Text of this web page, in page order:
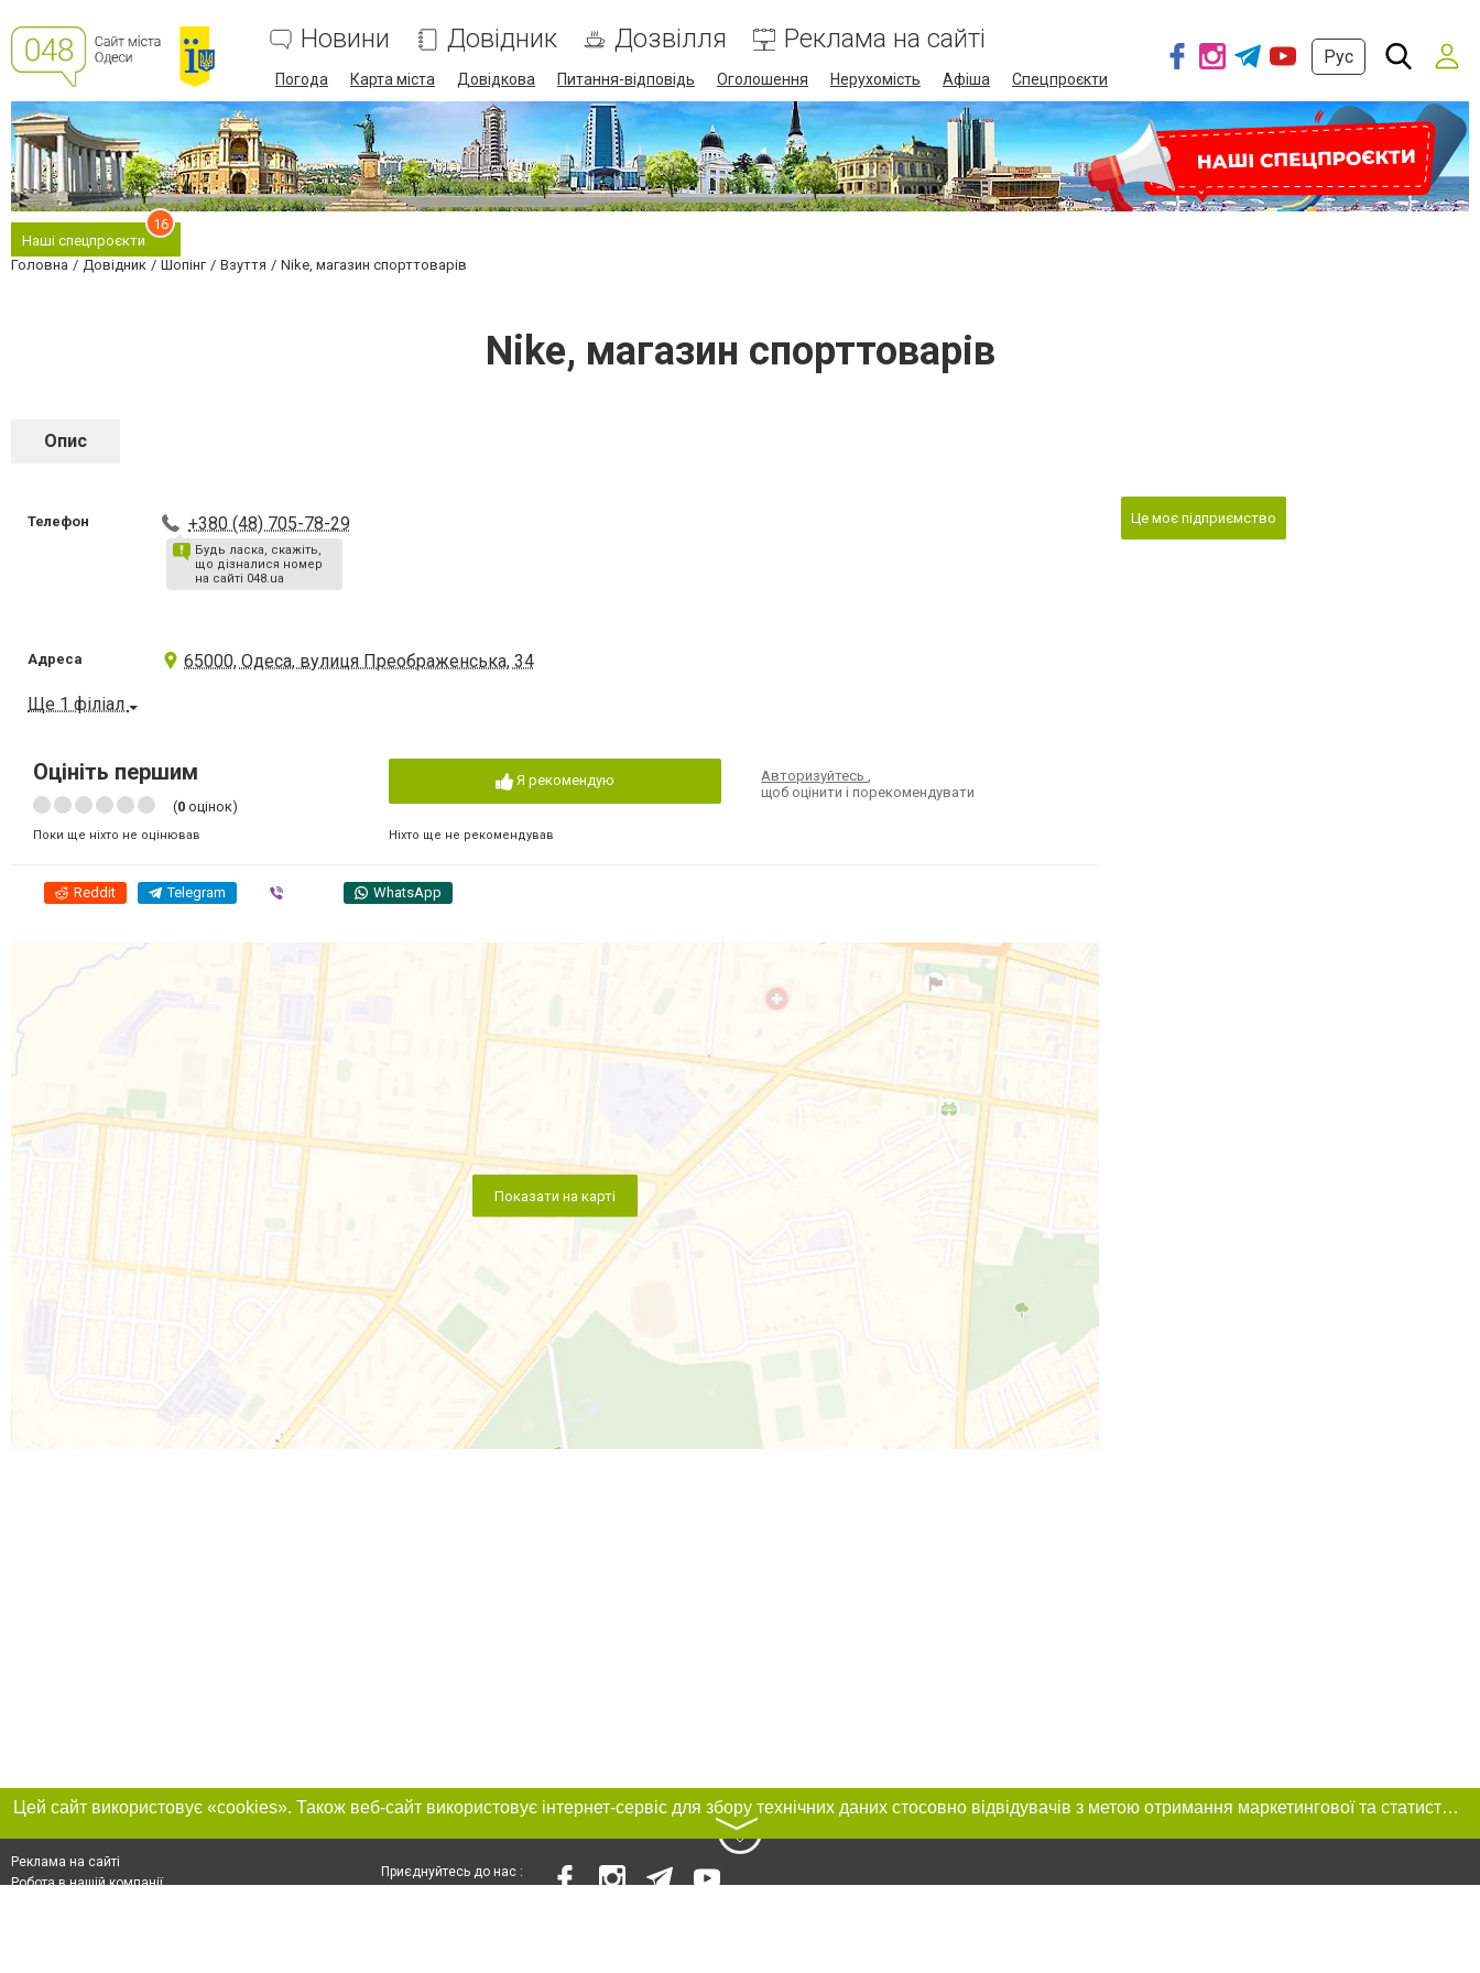
Новини Довідник Дозвілля Реклама на сайті
Погода Карта міста Довідкова Питання-відповідь Оголошення Нерухомість Афіша Спецпроєкти
Рус
Наші спецпроєкти
16
Головна Довідник Шопінг Взуття Nike, магазин спорттоварів
Nike, магазин спорттоварів
Опис
Телефон +380 (48) 705-78-29
Будь ласка, скажіть,
що дізналися номер
на сайті 048.ua
Адреса 65000, Одеса, вулиця Преображенська, 34
Ще 1 філіал
Оцініть першим
(0 оцінок)
Поки ще ніхто не оцінював
Я рекомендую
Ніхто ще не рекомендував
Авторизуйтесь,
щоб оцінити і порекомендувати
Reddit Telegram WhatsApp
Показати на карті
Це моє підприємство
Цей сайт використовує «cookies». Також веб-сайт використовує інтернет-сервіс для збору технічних даних стосовно відвідувачів з метою отримання маркетингової та статистичної інформації. Умови обробки даних відвідувачів сайту див.
〉
Реклама на сайті
Робота в нашій компанії
Приєднуйтесь до нас :